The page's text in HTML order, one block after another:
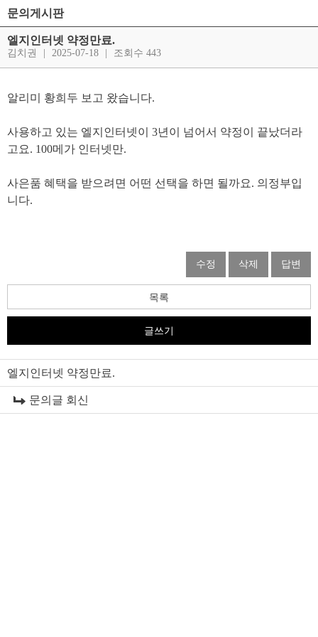
문의게시판
엘지인터넷 약정만료.
김치권 2025-07-18 조회수 443
알리미 황희두 보고 왔습니다.
사용하고 있는 엘지인터넷이 3년이 넘어서 약정이 끝났더라
고요. 100메가 인터넷만.
사은품 혜택을 받으려면 어떤 선택을 하면 될까요. 의정부입
니다.
수정 삭제 답변
목록
글쓰기
엘지인터넷 약정만료.
문의글 회신